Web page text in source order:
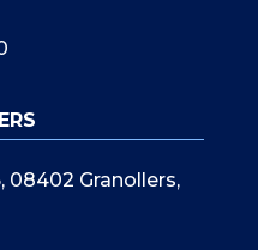
08402 Granollers,